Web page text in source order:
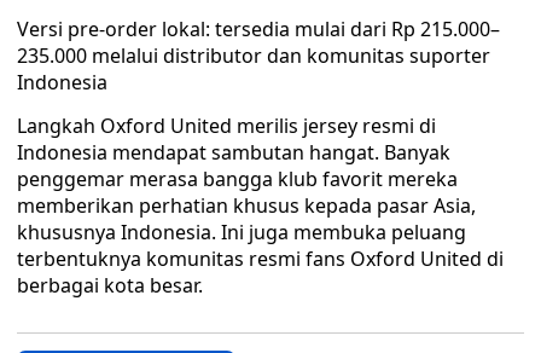
Versi pre-order lokal: tersedia mulai dari Rp 215.000–
235.000 melalui distributor dan komunitas suporter
Indonesia
Langkah Oxford United merilis jersey resmi di
Indonesia mendapat sambutan hangat. Banyak
penggemar merasa bangga klub favorit mereka
memberikan perhatian khusus kepada pasar Asia,
khususnya Indonesia. Ini juga membuka peluang
terbentuknya komunitas resmi fans Oxford United di
berbagai kota besar.